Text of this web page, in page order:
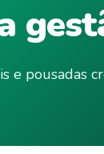
e pousadas